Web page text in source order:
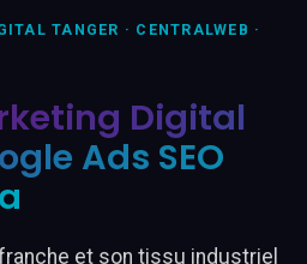
TANGER · CENTRALWEB ·
Digital
Ads SEO
et son tissu industriel